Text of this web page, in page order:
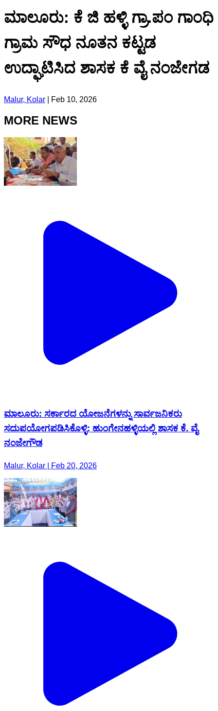
ಮಾಲೂರು: ಕೆ ಜಿ ಹಳ್ಳಿ ಗ್ರಾ.ಪಂ ಗಾಂಧಿ
ಗ್ರಾಮ ಸೌಧ ನೂತನ ಕಟ್ಟಡ
ಉದ್ಘಾಟಿಸಿದ ಶಾಸಕ ಕೆ ವೈ ನಂಜೇಗಡ
Malur, Kolar Feb 10, 2026
MORE NEWS
ಮಾಲೂರು: ಸರ್ಕಾರದ ಯೋಜನೆಗಳನ್ನು ಸಾರ್ವಜನಿಕರು
ಸದುಪಯೋಗಪಡಿಸಿಕೊಳ್ಳಿ: ಹುಂಗೇನಹಳ್ಳಿಯಲ್ಲಿ ಶಾಸಕ ಕೆ. ವೈ
ನಂಜೇಗೌಡ
Malur, Kolar | Feb 20, 2026